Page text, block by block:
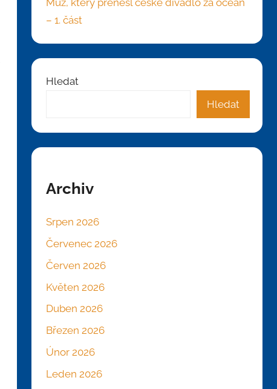
Muž, který přenesl české divadlo za oceán
– 1. část
Hledat
Hledat
Archiv
Srpen 2026
Červenec 2026
Červen 2026
Květen 2026
Duben 2026
Březen 2026
Únor 2026
Leden 2026